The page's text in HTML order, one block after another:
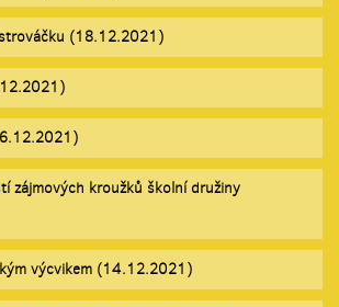
(18.12.2021)
zájmových kroužků školní družiny
výcvikem (14.12.2021)